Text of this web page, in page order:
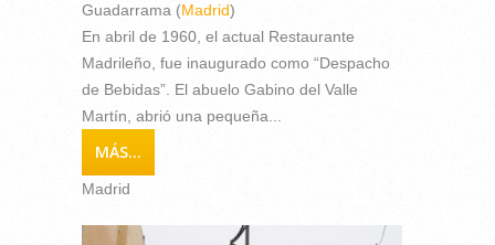
Guadarrama (Madrid)
En abril de 1960, el actual Restaurante
Madrileño, fue inaugurado como “Despacho
de Bebidas”. El abuelo Gabino del Valle
Martín, abrió una pequeña...
MÁS...
Madrid